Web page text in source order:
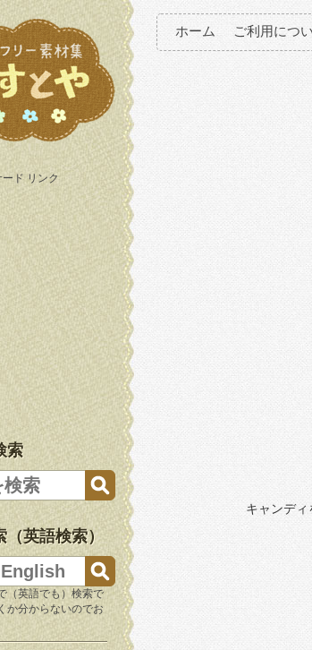
ド リンク
索
（英語検索）
（英語でも）検索で
か分からないのでお
ホーム ご利用につ
キャンディ